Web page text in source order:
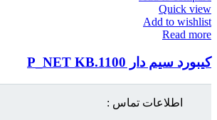
Quick view
Add to wishlist
Read more
کیبورد سیم دار P_NET KB.1100
اطلاعات تماس :